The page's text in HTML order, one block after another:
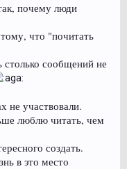
почему люди
что "почитать
сообщений не
не участвовали.
люблю читать, чем
создать.
в это место